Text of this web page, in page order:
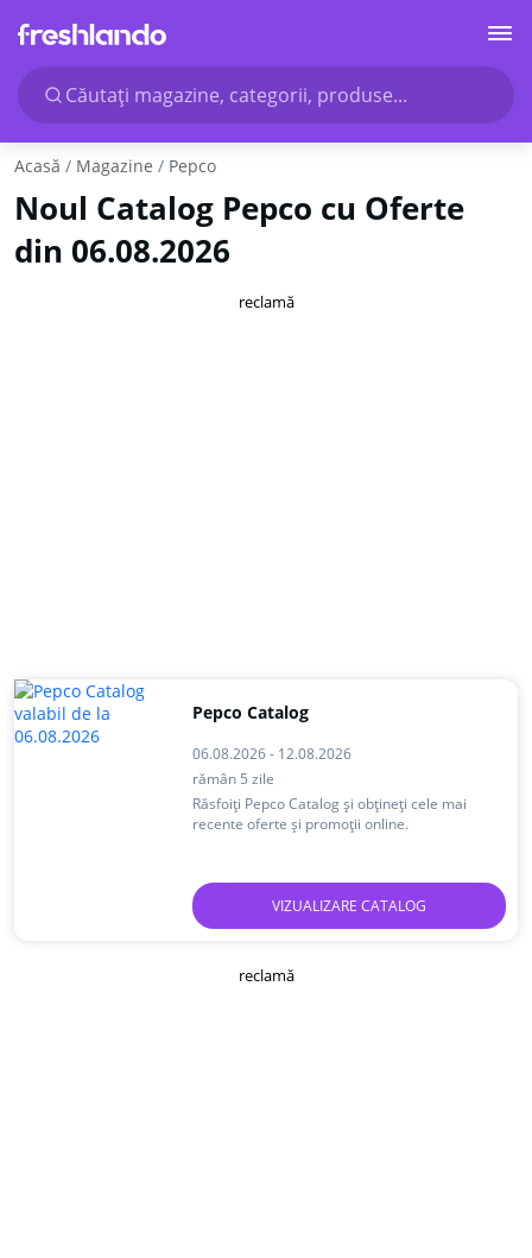
Căutaţi magazine, categorii, produse...
Acasă Magazine Pepco
Noul Catalog Pepco cu Oferte
din 06.08.2026
reclamă
Pepco Catalog
06.08.2026 - 12.08.2026
rămân 5 zile
Răsfoiți Pepco Catalog și obțineți cele mai
recente oferte și promoții online.
VIZUALIZARE CATALOG
reclamă